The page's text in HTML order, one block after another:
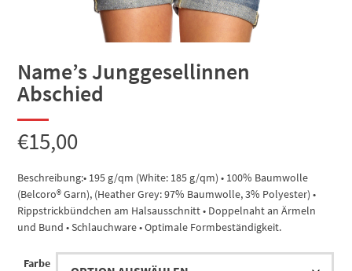
Name’s Junggesellinnen
Abschied
€15,00
Beschreibung:• 195 g/qm (White: 185 g/qm) • 100% Baumwolle
(Belcoro® Garn), (Heather Grey: 97% Baumwolle, 3% Polyester) •
Rippstrickbündchen am Halsausschnitt • Doppelnaht an Ärmeln
und Bund • Schlauchware • Optimale Formbeständigkeit.
Farbe